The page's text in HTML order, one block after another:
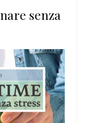
senza